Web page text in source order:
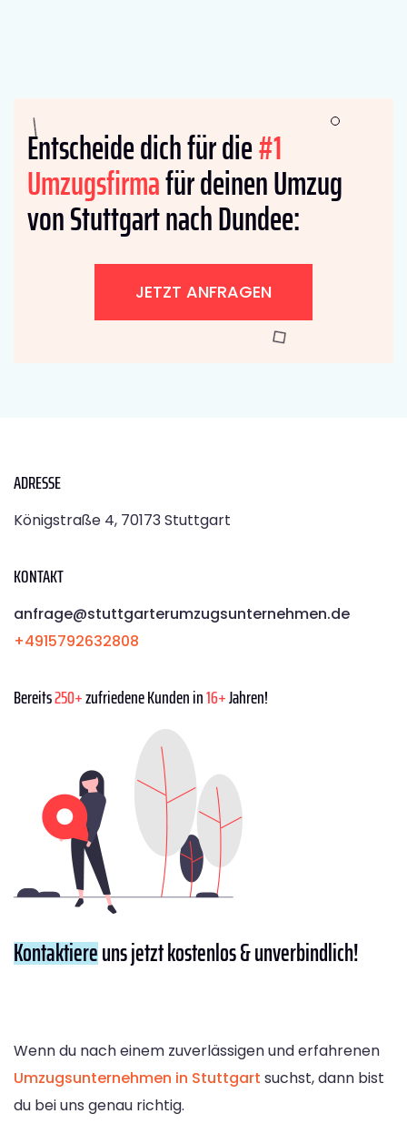
Entscheide dich für die#1
Umzugsfirmafür deinen Umzug
von Stuttgart nach Dundee:
JETZT ANFRAGEN
ADRESSE
Königstraße 4, 70173 Stuttgart
KONTAKT
anfrage@stuttgarterumzugsunternehmen.de
+4915792632808
Bereits250+zufriedene Kunden in16+Jahren!
Kontaktiereuns jetzt kostenlos & unverbindlich!
Wenn du nach einem zuverlässigen und erfahrenen
Umzugsunternehmen in Stuttgart suchst, dann bist
du bei uns genau richtig.